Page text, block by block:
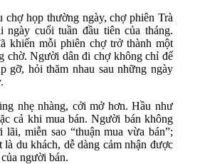
họp thường ngày, chợ phiên Trà
cuối tuần đầu tiên của tháng.
khiến mỗi phiên chợ trở thành một
chờ. Người dân đi chợ không chỉ để
gỡ, hỏi thăm nhau sau những ngày
nhẹ nhàng, cởi mở hơn. Hầu như
cả khi mua bán. Người bán không
lãi, miễn sao “thuận mua vừa bán”;
là du khách, dễ dàng cảm nhận được
người bán.